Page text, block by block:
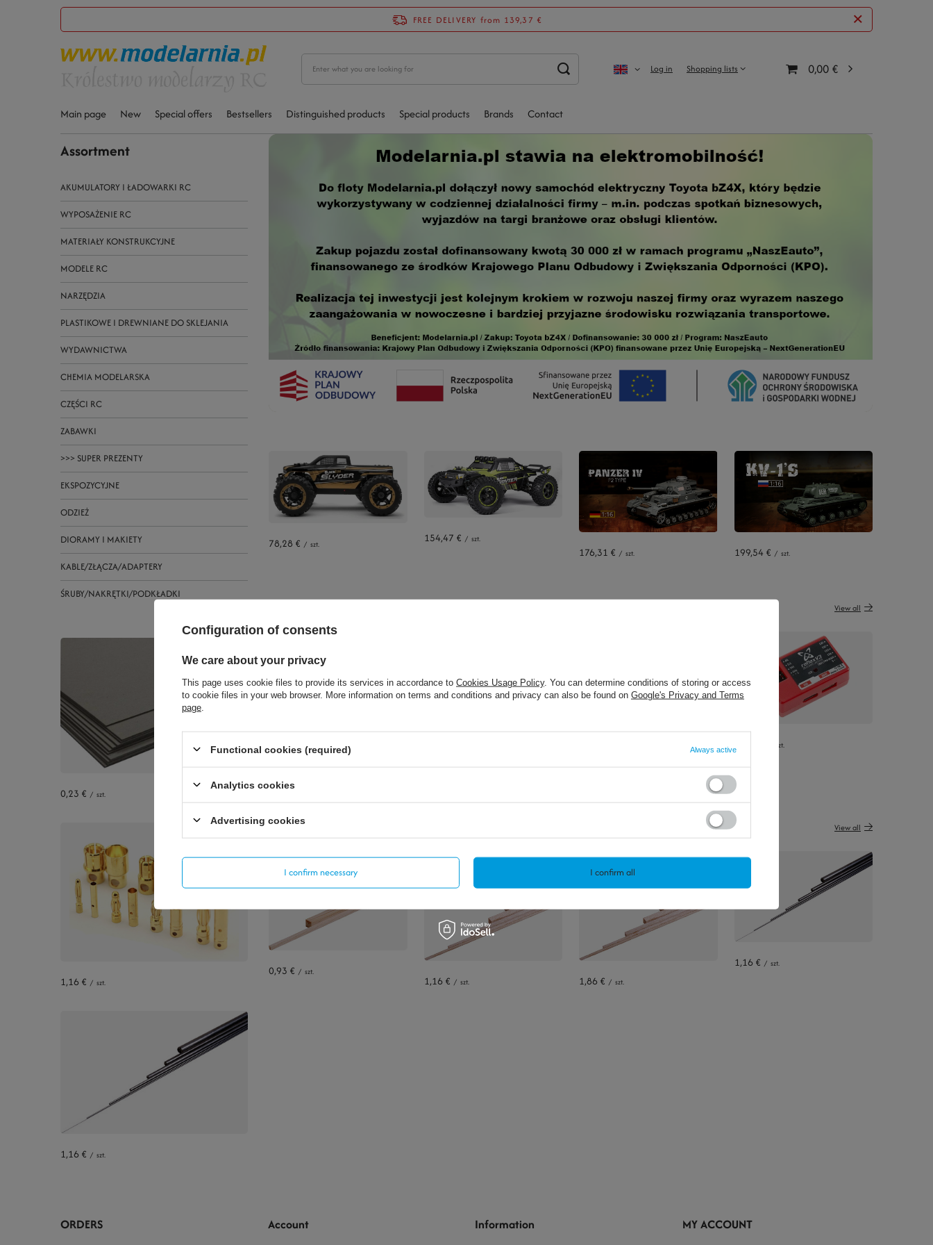
FREE DELIVERY from 139,37 €
Log in Shopping lists 0,00 €
Main page New Special offers Bestsellers Distinguished products Special products Brands Contact
Assortment
AKUMULATORY I ŁADOWARKI RC
WYPOSAŻENIE RC
MATERIAŁY KONSTRUKCYJNE
MODELE RC
NARZĘDZIA
PLASTIKOWE I DREWNIANE DO SKLEJANIA
WYDAWNICTWA
CHEMIA MODELARSKA
CZĘŚCI RC
ZABAWKI
>>> SUPER PREZENTY
EKSPOZYCYJNE
ODZIEŻ
DIORAMY I MAKIETY
KABLE/ZŁĄCZA/ADAPTERY
ŚRUBY/NAKRĘTKI/PODKŁADKI
0,23 € / szt.
1,16 € / szt.
1,16 € / szt.
78,28 € / szt. 154,47 € / szt.
176,31 € / szt. 199,54 € / szt.
View all
Gens ace G-Tech Soaring 3300mAh
szt.
Bestsellery View all
0,93 € / szt.
1,16 € / szt. 1,86 € / szt.
1,16 € / szt.
ORDERS Account Information MY ACCOUNT
Configuration of consents
We care about your privacy
This page uses cookie files to provide its services in accordance to Cookies Usage Policy. You can determine conditions of storing or access
to cookie files in your web browser. More information on terms and conditions and privacy can also be found on Google's Privacy and Terms
page
Functional cookies (required) Always active
Analytics cookies
Advertising cookies
I confirm necessary I confirm all